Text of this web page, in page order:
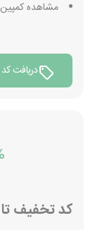
مشاهده
دریافت
کد تخفیف تا 100% گردونه بانی شانس بانی مد